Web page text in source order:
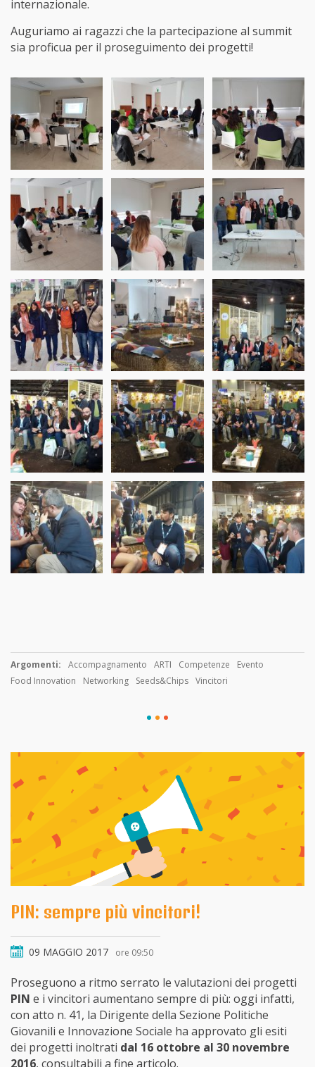
internazionale.
Auguriamo ai ragazzi che la partecipazione al summit
sia proficua per il proseguimento dei progetti!
Argomenti: Accompagnamento ARTI Competenze
Evento
Food Innovation
Networking Seeds&Chips Vincitori
PIN: sempre più vincitori!
09 MAGGIO 2017 ore 09:50
Proseguono a ritmo serrato le valutazioni dei progetti
PIN e i vincitori aumentano sempre di più: oggi infatti,
con atto n. 41, la Dirigente della Sezione Politiche
Giovanili e Innovazione Sociale ha approvato gli esiti
dei progetti inoltrati dal 16 ottobre al 30 novembre
2016, consultabili a fine articolo.